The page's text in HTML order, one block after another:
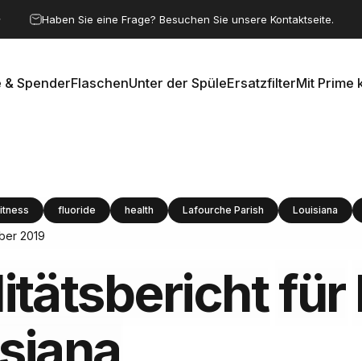
Haben Sie eine Frage? Besuchen Sie unsere Kontaktseite.
& SpenderFlaschenUnter der SpüleErsatzfilterMit Prime
fluoride health Lafourche Parish Louisiana
2019
für